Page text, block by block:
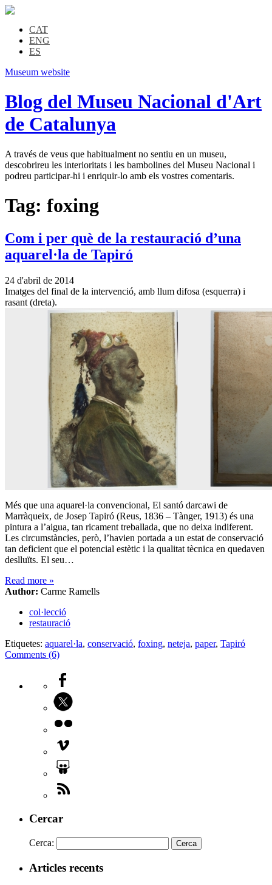
CAT
ENG
ES
Museum website
Blog del Museu Nacional d'Art
de Catalunya
A través de veus que habitualment no sentiu en un museu,
descobrireu les interioritats i les bambolines del Museu Nacional i
podreu participar-hi i enriquir-lo amb els vostres comentaris.
Tag: foxing
Com i per què de la restauració d’una
aquarel·la de Tapiró
24 d'abril de 2014
Imatges del final de la intervenció, amb llum difosa (esquerra) i
rasant (dreta).
Més que una aquarel·la convencional, El santó darcawi de
Marràqueix, de Josep Tapiró (Reus, 1836 – Tànger, 1913) és una
pintura a l’aigua, tan ricament treballada, que no deixa indiferent.
Les circumstàncies, però, l’havien portada a un estat de conservació
tan deficient que el potencial estètic i la qualitat tècnica en quedaven
deslluïts. El seu…
Read more »
Author: Carme Ramells
col·lecció
restauració
Etiquetes: aquarel·la, conservació, foxing, neteja, paper, Tapiró
Comments (6)
Cercar
Cerca:
Articles recents